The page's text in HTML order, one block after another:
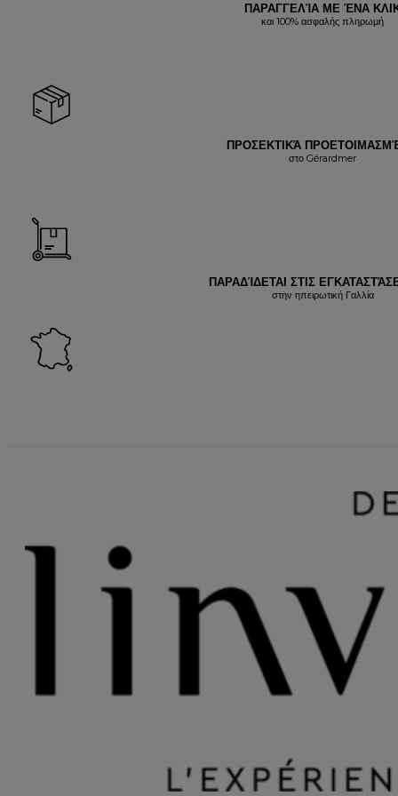
ΠΑΡΑΓΓΕΛΊΑ ΜΕ ΈΝΑ
και 100% ασφαλής πληρωμή
ΠΡΟΣΕΚΤΙΚΆ
στο Gérardmer
ΠΑΡΑΔΊΔΕΤΑΙ ΣΤΙΣ
στην ηπειρωτική Γαλλία